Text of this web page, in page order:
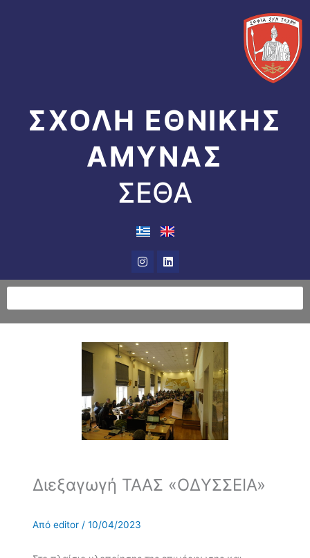
ΣΧΟΛΗ ΕΘΝΙΚΗΣ
ΑΜΥΝΑΣ
ΣΕΘΑ
InstagramLinkedin
Διεξαγωγή ΤΑΑΣ «ΟΔΥΣΣΕΙΑ»
Απόeditor /10/04/2023